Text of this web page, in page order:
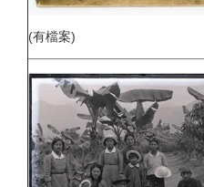
(有檔案)